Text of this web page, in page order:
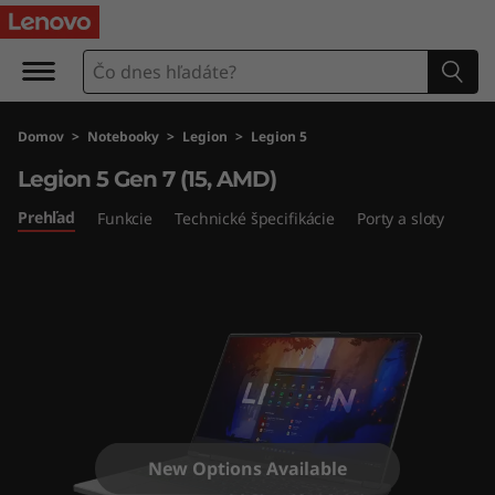
L
g
o
Domov > Notebooky > Legion > Legion 5
Legion 5 Gen 7 (15, AMD)
Prehľad Funkcie Technické špecifikácie Porty a sloty
New Options Available